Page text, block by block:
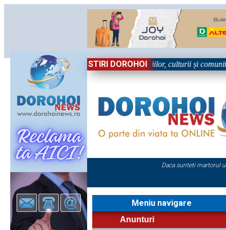
STIRI DOROHOI
Sărbătoare!” – trei zile dedicate tradițiilor, culturii și comunității
Daca sunteti martorul
Meniu navigare
Anunturi